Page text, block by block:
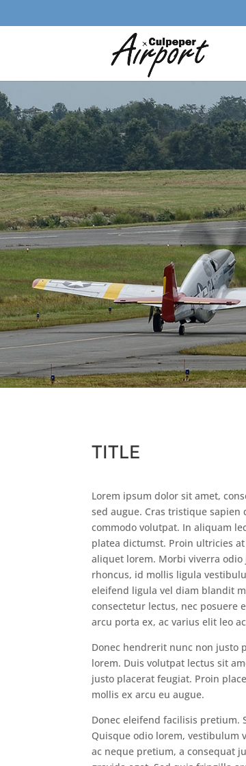
TITLE
Lorem ipsum dolor sit amet,
sed augue. Cras tristique
commodo volutpat. In aliquam
platea dictumst. Proin ultricies
aliquet lorem. Morbi viverra
rhoncus, id mollis ligula
eleifend ligula vel diam blandit
consectetur lectus, nec posuere
arcu porta ex, ac varius elit leo
Donec hendrerit nunc non
lorem. Duis volutpat lectus sit
justo placerat feugiat. Proin
mollis ex arcu eu augue.
Donec eleifend facilisis pretium.
Quisque odio lorem,
ac neque pretium, a consequat